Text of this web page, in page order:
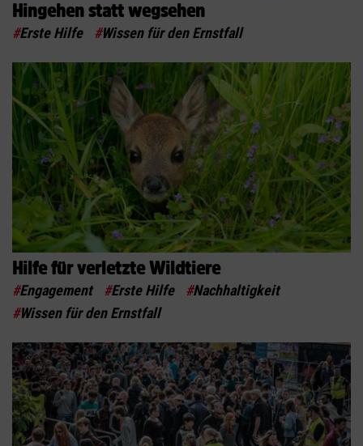
Hingehen statt wegsehen
#Erste Hilfe #Wissen für den Ernstfall
Hilfe für verletzte Wildtiere
#Engagement #Erste Hilfe #Nachhaltigkeit
#Wissen für den Ernstfall